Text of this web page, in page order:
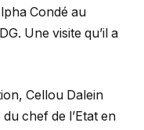
Condé au
Une visite qu’il a
Cellou Dalein
chef de l’Etat en